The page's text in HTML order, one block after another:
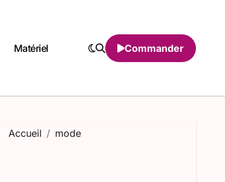
Matériel Commander
Accueil mode